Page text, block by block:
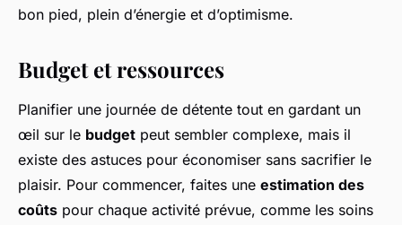
bon pied, plein d’énergie et d’optimisme.
Budget et ressources
Planifier une journée de détente tout en gardant un
œil sur le budget peut sembler complexe, mais il
existe des astuces pour économiser sans sacrifier le
plaisir. Pour commencer, faites une estimation des
coûts pour chaque activité prévue, comme les soins